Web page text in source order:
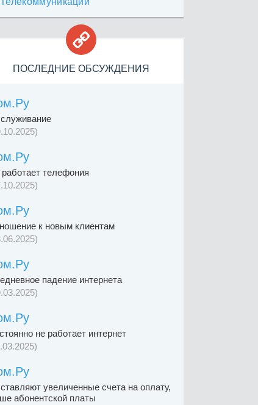

ПОСЛЕДНИЕ ОБСУЖДЕНИЯ
телефония
к новым клиентам
падение интернета
не работает интернет
увеличенные счета на оплату,
абонентской платы